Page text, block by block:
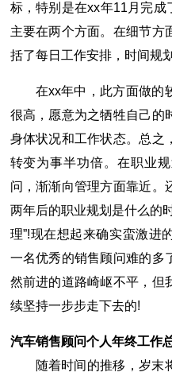
标，特别是在xx年11月完成
主要在两个方面。在细节方
括了每日工作安排，时间规
在xx年中，此方面做的
很高，愿意为之牺牲自己的
身体状况和工作状态。总之
转变为事半功倍。在职业
问，渐渐向管理方面靠近。
两年后的职业规划是什么的
理”!现在想起来确实蛮激进
一名优秀的销售顾问难的多
然前进的道路崎岖不平，但
续坚持一步步走下去的!
汽车销售顾问个人年终工作
随着时间的推移，岁末